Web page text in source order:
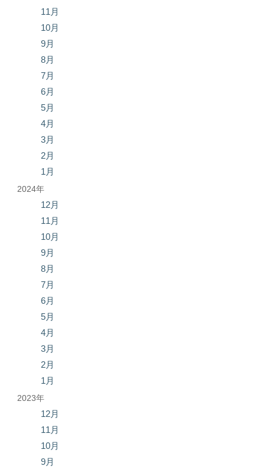
11月
10月
9月
8月
7月
6月
5月
4月
3月
2月
1月
2024年
12月
11月
10月
9月
8月
7月
6月
5月
4月
3月
2月
1月
2023年
12月
11月
10月
9月